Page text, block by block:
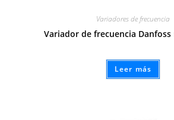
Variadores de frecuencia
Variador de frecuencia Danfoss
Leer más